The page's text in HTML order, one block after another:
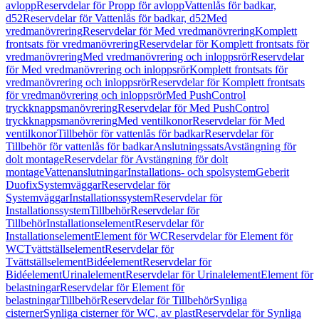
avloppReservdelar för Propp för avloppVattenlås för badkar,
d52Reservdelar för Vattenlås för badkar, d52Med
vredmanövreringReservdelar för Med vredmanövreringKomplett
frontsats för vredmanövreringReservdelar för Komplett frontsats för
vredmanövreringMed vredmanövrering och inloppsrörReservdelar
för Med vredmanövrering och inloppsrörKomplett frontsats för
vredmanövrering och inloppsrörReservdelar för Komplett frontsats
för vredmanövrering och inloppsrörMed PushControl
tryckknappsmanövreringReservdelar för Med PushControl
tryckknappsmanövreringMed ventilkonorReservdelar för Med
ventilkonorTillbehör för vattenlås för badkarReservdelar för
Tillbehör för vattenlås för badkarAnslutningssatsAvstängning för
dolt montageReservdelar för Avstängning för dolt
montageVattenanslutningarInstallations- och spolsystemGeberit
DuofixSystemväggarReservdelar för
SystemväggarInstallationssystemReservdelar för
InstallationssystemTillbehörReservdelar för
TillbehörInstallationselementReservdelar för
InstallationselementElement för WCReservdelar för Element för
WCTvättställselementReservdelar för
TvättställselementBidéelementReservdelar för
BidéelementUrinalelementReservdelar för UrinalelementElement för
belastningarReservdelar för Element för
belastningarTillbehörReservdelar för TillbehörSynliga
cisternerSynliga cisterner för WC, av plastReservdelar för Synliga